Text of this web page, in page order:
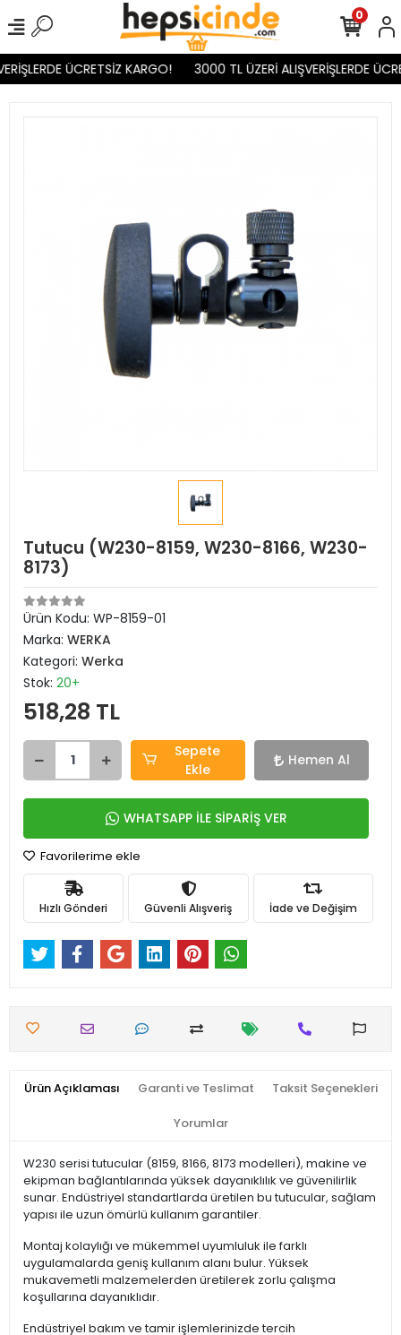
ÜCRETSİZ KARGO! 3000 TL ÜZERİ ALIŞVERİŞLERDE
0
Tutucu (W230-8159, W230-8166, W230-
8173)
Ürün Kodu: WP-8159-01
Marka: WERKA
Kategori: Werka
Stok: 20+
518,28 TL
Sepete
Ekle
Hemen Al
WHATSAPP İLE SİPARİŞ VER
Favorilerime ekle
Hızlı Gönderi Güvenli Alışveriş İade ve Değişim
Ürün Açıklaması Garanti ve Teslimat Taksit Seçenekleri
Yorumlar
W230 serisi tutucular (8159, 8166, 8173 modelleri), makine ve
ekipman bağlantılarında yüksek dayanıklılık ve güvenilirlik
sunar. Endüstriyel standartlarda üretilen bu tutucular, sağlam
yapısı ile uzun ömürlü kullanım garantiler.
Montaj kolaylığı ve mükemmel uyumluluk ile farklı
uygulamalarda geniş kullanım alanı bulur. Yüksek
mukavemetli malzemelerden üretilerek zorlu çalışma
koşullarına dayanıklıdır.
Endüstriyel bakım ve tamir işlemlerinizde tercih